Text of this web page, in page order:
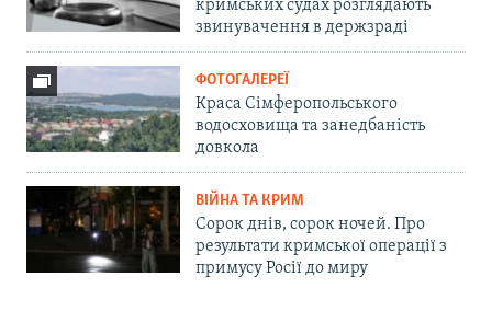
кримських судах розглядають
звинувачення в держзраді
ФОТОГАЛЕРЕЇ
Краса Сімферопольського
водосховища та занедбаність
довкола
ВІЙНА ТА КРИМ
Сорок днів, сорок ночей. Про
результати кримської операції з
примусу Росії до миру